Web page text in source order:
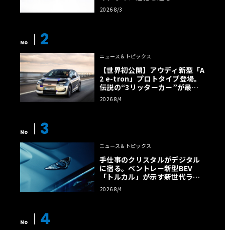
2026 8/3
No 2
ニュース＆トピックス
【世界初公開】アウディ新型「A
2 e-tron」プロトタイプ登場。
伝説の“3リッターカー”が最高
効率エントリーBEVとして復活
【画像38枚】
2026 8/4
No 3
ニュース＆トピックス
手仕事のクリスタルがデジタル
に宿る。ベントレー新型BEV
「トルカル」が示す新世代ラグ
ジュアリー
2026 8/4
No 4